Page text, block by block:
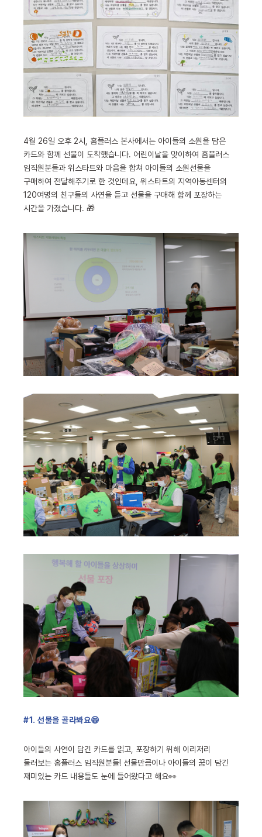
4월 26일 오후 2시, 홈플러스 본사에서는 아이들의 소원을 담은
카드와 함께 선물이 도착했습니다. 어린이날을 맞이하여 홈플러스
임직원분들과 위스타트와 마음을 합쳐 아이들의 소원선물을
구매하여 전달해주기로 한 것인데요, 위스타트의 지역아동센터의
120여명의 친구들의 사연을 듣고 선물을 구매해 함께 포장하는
시간을 가졌습니다. 🎁
#1. 선물을 골라봐요😄
아이들의 사연이 담긴 카드를 읽고, 포장하기 위해 이리저리
둘러보는 홈플러스 임직원분들! 선물만큼이나 아이들의 꿈이 담긴
재미있는 카드 내용들도 눈에 들어왔다고 해요👀